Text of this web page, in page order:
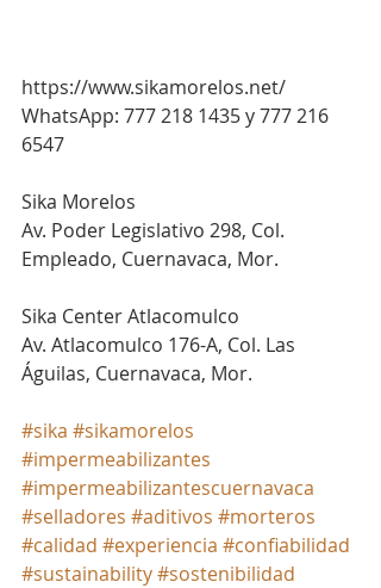
https://www.sikamorelos.net/
WhatsApp: 777 218 1435 y 777 216
6547
Sika Morelos
Av. Poder Legislativo 298, Col.
Empleado, Cuernavaca, Mor.
Sika Center Atlacomulco
Av. Atlacomulco 176-A, Col. Las
Águilas, Cuernavaca, Mor.
#sika #sikamorelos
#impermeabilizantes
#impermeabilizantescuernavaca
#selladores #aditivos #morteros
#calidad #experiencia #confiabilidad
#sustainability#sostenibilidad